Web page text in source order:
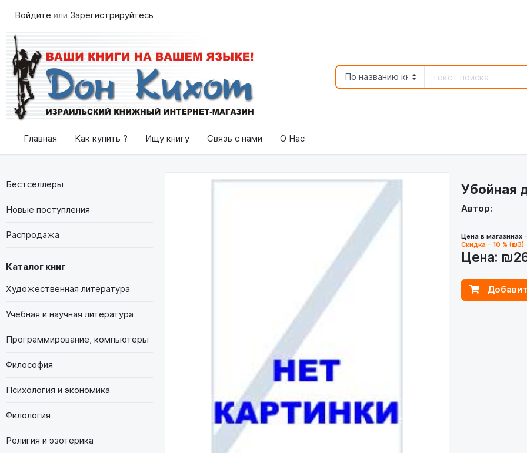
Войдите или Зарегистрируйтесь
Главная Как купить ? Ищу книгу Связь с нами О Нас
Бестселлеры
Новые поступления
Распродажа
Каталог книг
Художественная литература
Учебная и научная литература
Программирование, компьютеры
Философия
Психология и экономика
Филология
Религия и эзотерика
Убойная
Автор:
Цена в магазинах
Скидка - 10 % (₪3)
Цена: